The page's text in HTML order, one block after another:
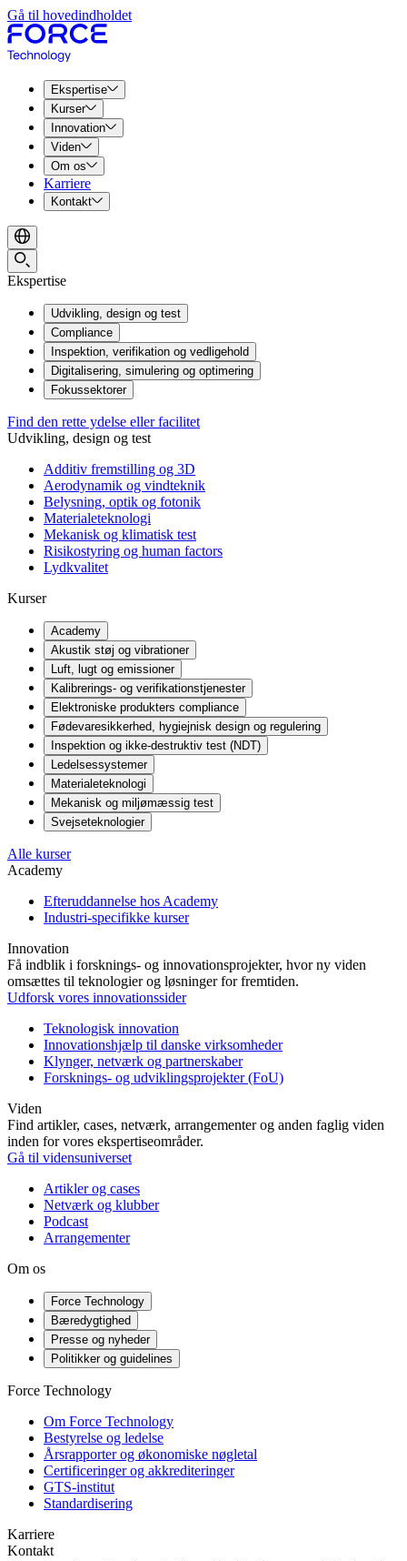
Gå til hovedindholdet
Ekspertise
Kurser
Innovation
Viden
Om os
Karriere
Kontakt
Ekspertise
Udvikling, design og test
Compliance
Inspektion, verifikation og vedligehold
Digitalisering, simulering og optimering
Fokussektorer
Find den rette ydelse eller facilitet
Udvikling, design og test
Additiv fremstilling og 3D
Aerodynamik og vindteknik
Belysning, optik og fotonik
Materialeteknologi
Mekanisk og klimatisk test
Risikostyring og human factors
Lydkvalitet
Kurser
Academy
Akustik støj og vibrationer
Luft, lugt og emissioner
Kalibrerings- og verifikationstjenester
Elektroniske produkters compliance
Fødevaresikkerhed, hygiejnisk design og regulering
Inspektion og ikke-destruktiv test (NDT)
Ledelsessystemer
Materialeteknologi
Mekanisk og miljømæssig test
Svejseteknologier
Alle kurser
Academy
Efteruddannelse hos Academy
Industri-specifikke kurser
Innovation
Få indblik i forsknings- og innovationsprojekter, hvor ny viden
omsættes til teknologier og løsninger for fremtiden.
Udforsk vores innovationssider
Teknologisk innovation
Innovationshjælp til danske virksomheder
Klynger, netværk og partnerskaber
Forsknings- og udviklingsprojekter (FoU)
Viden
Find artikler, cases, netværk, arrangementer og anden faglig viden
inden for vores ekspertiseområder.
Gå til vidensuniverset
Artikler og cases
Netværk og klubber
Podcast
Arrangementer
Om os
Force Technology
Bæredygtighed
Presse og nyheder
Politikker og guidelines
Force Technology
Om Force Technology
Bestyrelse og ledelse
Årsrapporter og økonomiske nøgletal
Certificeringer og akkrediteringer
GTS-institut
Standardisering
Karriere
Kontakt